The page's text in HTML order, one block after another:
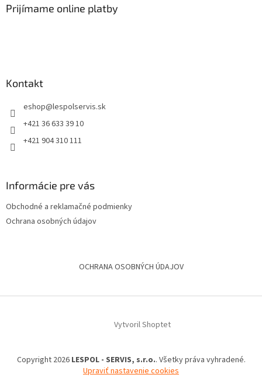
Prijímame online platby
Kontakt
eshop@lespolservis.sk
+421 36 633 39 10
+421 904 310 111
Informácie pre vás
Obchodné a reklamačné podmienky
Ochrana osobných údajov
OCHRANA OSOBNÝCH ÚDAJOV
Vytvoril Shoptet
Copyright 2026 LESPOL - SERVIS, s.r.o.. Všetky práva vyhradené.
Upraviť nastavenie cookies